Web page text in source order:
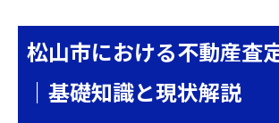
松山市における不動産査
｜基礎知識と現状解説